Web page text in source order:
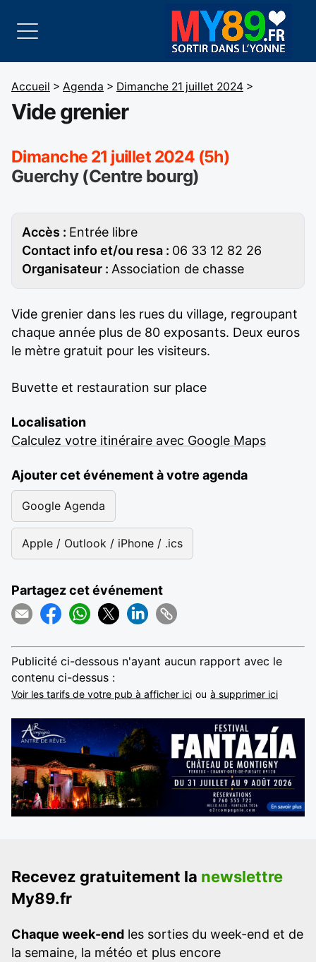
Accueil > Agenda > Dimanche 21 juillet 2024 >
Vide grenier
Dimanche 21 juillet 2024 (5h)
Guerchy (Centre bourg)
Accès : Entrée libre
Contact info et/ou resa : 06 33 12 82 26
Organisateur : Association de chasse
Vide grenier dans les rues du village, regroupant
chaque année plus de 80 exposants. Deux euros
le mètre gratuit pour les visiteurs.
Buvette et restauration sur place
Localisation
Calculez votre itinéraire avec Google Maps
Ajouter cet événement à votre agenda
Google Agenda
Apple / Outlook / iPhone / .ics
Partagez cet événement
Publicité ci-dessous n'ayant aucun rapport avec le
contenu ci-dessus :
Voir les tarifs de votre pub à afficher ici ou à supprimer ici
Recevez gratuitement la newslettre
My89.fr
Chaque week-end les sorties du week-end et de
la semaine, la météo et plus encore